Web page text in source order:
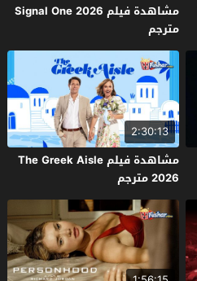
مشاهدة فيلم Signal One 2026
مترجم
2:30:13
مشاهدة فيلم The Greek Aisle
2026 مترجم